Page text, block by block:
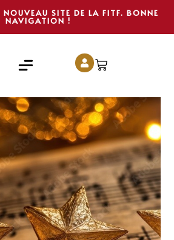
NOUVEAU SITE DE LA FITF. BONNE
NAVIGATION !